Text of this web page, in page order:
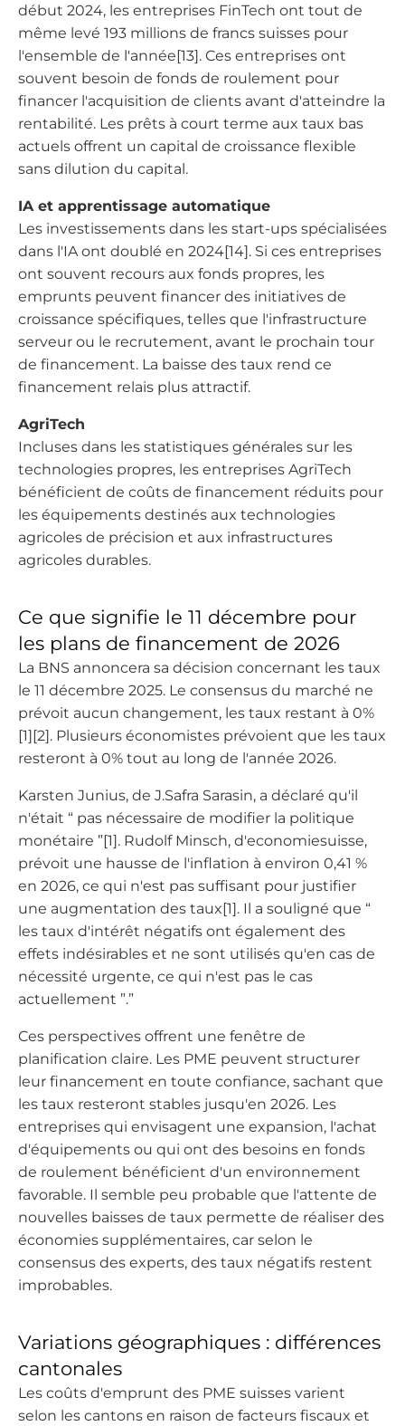
début 2024, les entreprises FinTech ont tout de
même levé 193 millions de francs suisses pour
l'ensemble de l'année[13]. Ces entreprises ont
souvent besoin de fonds de roulement pour
financer l'acquisition de clients avant d'atteindre la
rentabilité. Les prêts à court terme aux taux bas
actuels offrent un capital de croissance flexible
sans dilution du capital.
IA et apprentissage automatique
Les investissements dans les start-ups spécialisées
dans l'IA ont doublé en 2024[14]. Si ces entreprises
ont souvent recours aux fonds propres, les
emprunts peuvent financer des initiatives de
croissance spécifiques, telles que l'infrastructure
serveur ou le recrutement, avant le prochain tour
de financement. La baisse des taux rend ce
financement relais plus attractif.
AgriTech
Incluses dans les statistiques générales sur les
technologies propres, les entreprises AgriTech
bénéficient de coûts de financement réduits pour
les équipements destinés aux technologies
agricoles de précision et aux infrastructures
agricoles durables.
Ce que signifie le 11 décembre pour
les plans de financement de 2026
La BNS annoncera sa décision concernant les taux
le 11 décembre 2025. Le consensus du marché ne
prévoit aucun changement, les taux restant à 0%
[1][2]. Plusieurs économistes prévoient que les taux
resteront à 0% tout au long de l'année 2026.
Karsten Junius, de J.Safra Sarasin, a déclaré qu'il
n'était “ pas nécessaire de modifier la politique
monétaire ”[1]. Rudolf Minsch, d'economiesuisse,
prévoit une hausse de l'inflation à environ 0,41 %
en 2026, ce qui n'est pas suffisant pour justifier
une augmentation des taux[1]. Il a souligné que “
les taux d'intérêt négatifs ont également des
effets indésirables et ne sont utilisés qu'en cas de
nécessité urgente, ce qui n'est pas le cas
actuellement ”.”
Ces perspectives offrent une fenêtre de
planification claire. Les PME peuvent structurer
leur financement en toute confiance, sachant que
les taux resteront stables jusqu'en 2026. Les
entreprises qui envisagent une expansion, l'achat
d'équipements ou qui ont des besoins en fonds
de roulement bénéficient d'un environnement
favorable. Il semble peu probable que l'attente de
nouvelles baisses de taux permette de réaliser des
économies supplémentaires, car selon le
consensus des experts, des taux négatifs restent
improbables.
Variations géographiques : différences
cantonales
Les coûts d'emprunt des PME suisses varient
selon les cantons en raison de facteurs fiscaux et